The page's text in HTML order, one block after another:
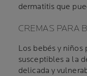
dermatitis que
CREMAS PARA
Los bebés y
susceptibles a la
delicada y